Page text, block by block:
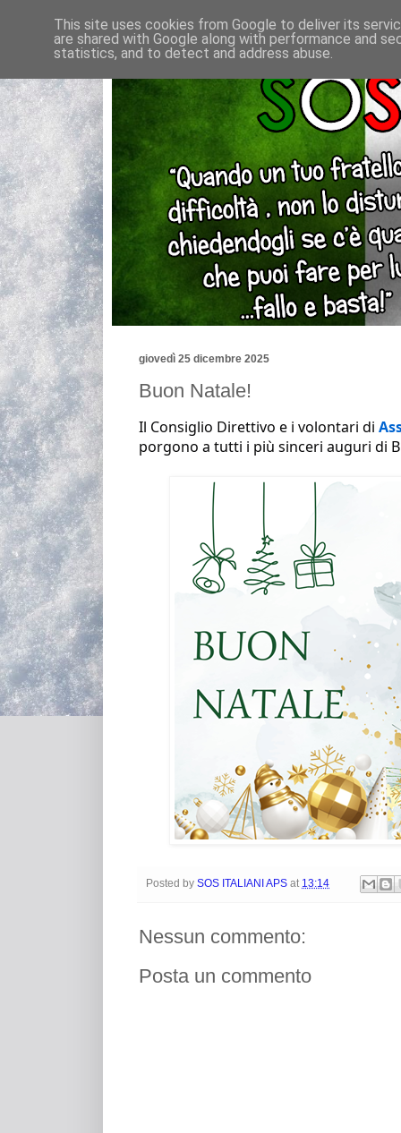
giovedì 25 dicembre 2025
Buon Natale!
Il Consiglio Direttivo e i volontari di
porgono a tutti i più sinceri auguri di
Posted by SOS ITALIANI APS at 13:14
Nessun commento:
Posta un commento
This site uses cookies from Google to deliver its
are shared with Google along with performance and
statistics, and to detect and address abuse.